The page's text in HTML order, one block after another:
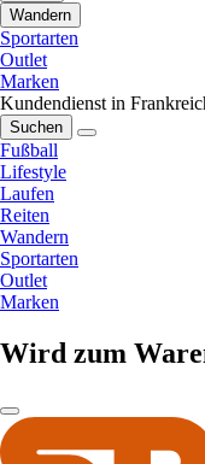
Wandern
Sportarten
Outlet
Marken
Kundendienst in
Suchen
Fußball
Lifestyle
Laufen
Reiten
Wandern
Sportarten
Outlet
Marken
Wird zum